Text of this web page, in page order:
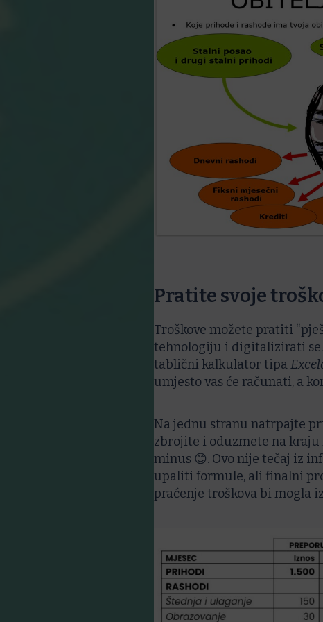
Pratite svoje
Troškove možete pratiti
tehnologiju i digitalizirati
tablični kalkulator tipa
umjesto vas će računati, a
Na jednu stranu natrpajte
zbrojite i oduzmete na
minus 😊. Ovo nije tečaj iz
upaliti formule, ali finalni
praćenje troškova bi mogla